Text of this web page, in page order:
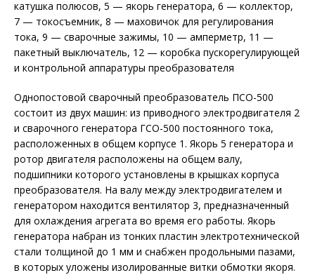
катушка полюсов, 5 — якорь генератора, 6 — коллектор,
7 — токосъемник, 8 — маховичок для регулирования
тока, 9 — сварочные зажимы, 10 — амперметр, 11 —
пакетный выключатель, 12 — коробка пускорегулирующей
и контрольной аппаратуры преобразователя
Однопостовой сварочный преобразователь ПСО-500
состоит из двух машин: из приводного электродвигателя 2
и сварочного генератора ГСО-500 постоянного тока,
расположенных в общем корпусе 1. Якорь 5 генератора и
ротор двигателя расположены на общем валу,
подшипники которого установлены в крышках корпуса
преобразователя. На валу между электродвигателем и
генератором находится вентилятор 3, предназначенный
для охлаждения агрегата во время его работы. Якорь
генератора набран из тонких пластин электротехнической
стали толщиной до 1 мм и снабжен продольными пазами,
в которых уложены изолированные витки обмотки якоря.